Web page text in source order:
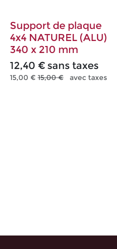
Support de plaque
4x4 NATUREL (ALU)
340 x 210 mm
12,40 € sans taxes
15,00 € 15,00€ avec taxes